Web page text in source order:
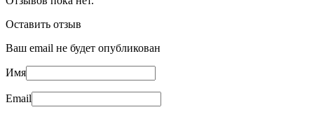
Оставить отзыв
Ваш email не будет опубликован
Имя
Email